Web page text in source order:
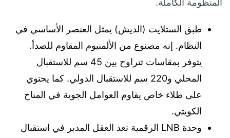
المنظومة الكاملة.
طبق الستلايت (الديش) يمثل العنصر الأساسي في
النظام. إنه مصنوع من الألمنيوم المقاوم للصدأ.
يتوفر بمقاسات تتراوح بين 45 سم للاستقبال
المحلي و220 سم للاستقبال الدولي. كما يحتوي
على طلاء خاص يقاوم العوامل الجوية في المناخ
الكويتي.
وحدة LNB الرقمية تعد العقل المدبر في استقبال